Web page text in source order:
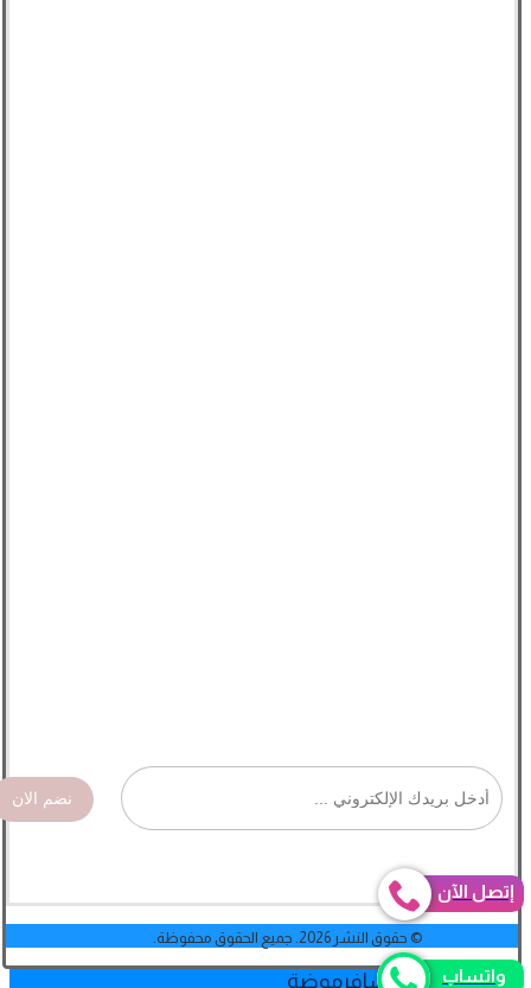
نضم الان
© حقوق النشر 2026. جميع الحقوق محفوظة.
جماللایف ستایلیسافرموضة
إتصل الآن
واتساب